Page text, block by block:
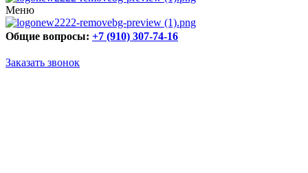
Меню
Общие вопросы: +7 (910) 307-74-16
Заказать звонок